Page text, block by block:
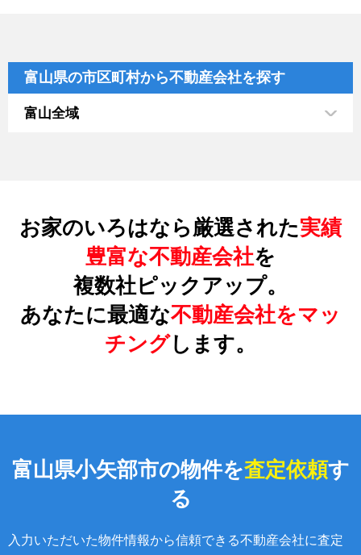
富山県の市区町村から不動産会社を探す
富山全域
お家のいろはなら厳選された実績
豊富な不動産会社を
複数社ピックアップ。
あなたに最適な不動産会社をマッ
チングします。
富山県小矢部市の物件を査定依頼す
る
入力いただいた物件情報から信頼できる不動産会社に査定